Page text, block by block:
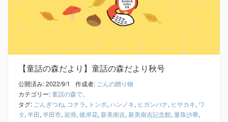
【童話の森だより】童話の森だより秋号
公開済み: 2022/9/1 作成者: ごんの贈り物
カテゴリー:童話の森で。
タグ: ごんぎつね, コナラ, トンボ, ハンノキ, ヒガンバナ, ヒサカキ, ワ
タ, 半田, 半田市, 岩滑, 彼岸花, 新美南吉, 新美南吉記念館, 曼珠沙華,